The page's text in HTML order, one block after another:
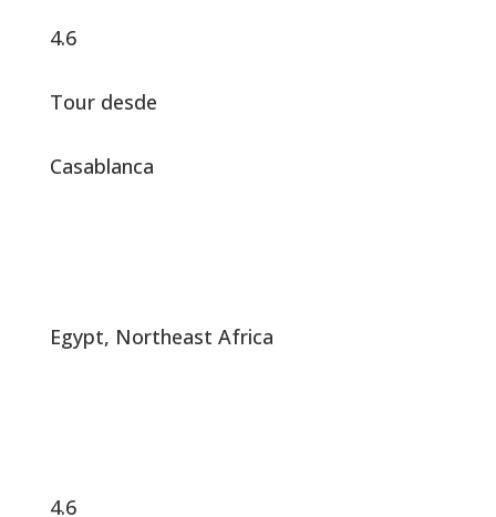
4.6
Tour desde
Casablanca
Egypt, Northeast Africa
4.6